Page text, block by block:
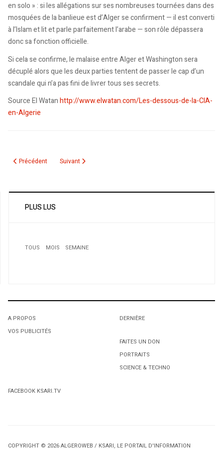
en solo » : si les allégations sur ses nombreuses tournées dans des
mosquées de la banlieue est d’Alger se confirment — il est converti
à l’Islam et lit et parle parfaitement l’arabe — son rôle dépassera
donc sa fonction officielle.
Si cela se confirme, le malaise entre Alger et Washington sera
décuplé alors que les deux parties tentent de passer le cap d’un
scandale qui n’a pas fini de livrer tous ses secrets.
Source El Watanhttp://www.elwatan.com/Les-dessous-de-la-CIA-
en-Algerie
Article précédent : Similitudes et contrastes entre Alger et Montréal
Précédent Article suivant : Procès de Saïd Namouh: terrorisme ou
Suivant
PLUS LUS
TOUS MOIS
SEMAINE
L'octroi accidentel du Gant Court.
L'octroi accidentel du Gant Court.
A PROPOS
VOS PUBLICITÉS
DERNIÈRE
FAITES UN DON
PORTRAITS
SCIENCE & TECHNO
FACEBOOK KSARI.TV
COPYRIGHT © 2026 ALGEROWEB / KSARI, LE PORTAIL D'INFORMATION